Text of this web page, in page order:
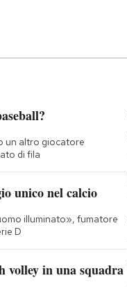
un altro giocatore
di fila
unico nel calcio
illuminato», fumatore
D
volley in una squadra